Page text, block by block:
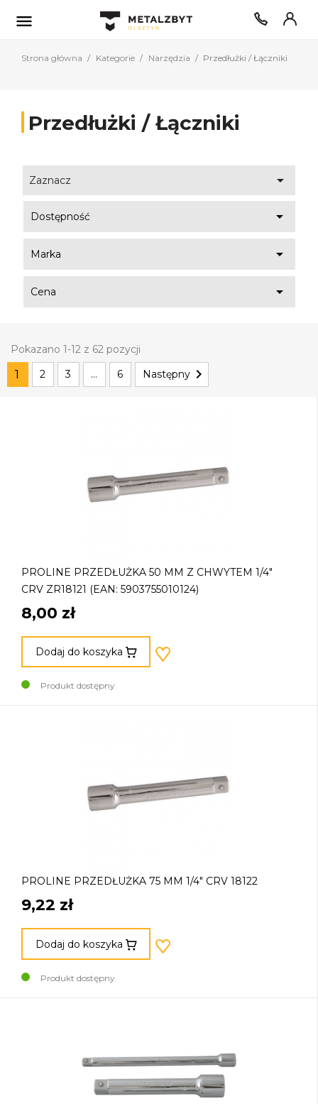

Strona główna Kategorie Narzędzia Przedłużki / Łączniki
Przedłużki / Łączniki
Zaznacz 
Dostępność 
Marka 
Cena 
Pokazano 1-12 z 62 pozycji
1 2 3 … 6 Następny 
PROLINE PRZEDŁUŻKA 50 MM Z CHWYTEM 1/4"
CRV ZR18121 (EAN: 5903755010124)
8,00 zł
Dodaj do koszyka
Produkt dostępny
PROLINE PRZEDŁUŻKA 75 MM 1/4" CRV 18122
9,22 zł
Dodaj do koszyka
Produkt dostępny